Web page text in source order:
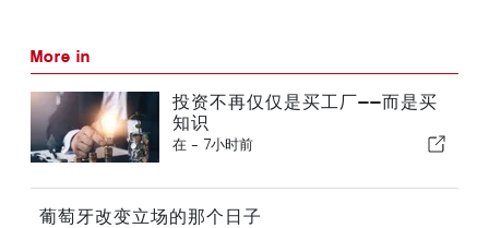
More in
投资不再仅仅是买工厂——而是买
知识
在 - 7小时前
葡萄牙改变立场的那个日子